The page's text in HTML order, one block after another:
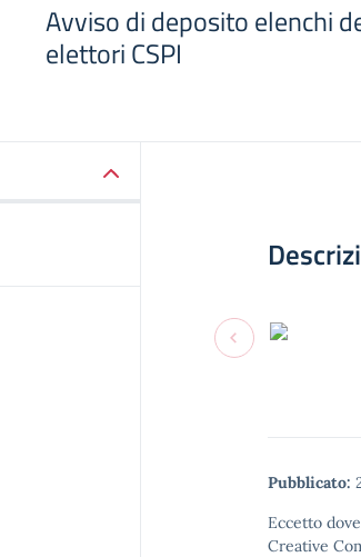
Avviso di deposito elenchi
elettori CSPI
Pubblicato:
Eccetto
Creative